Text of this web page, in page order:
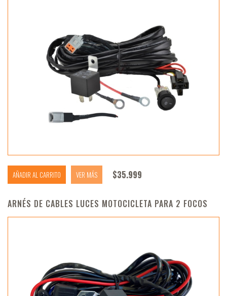
AÑADIR AL CARRITO VER MÁS $35.999
ARNÉS DE CABLES LUCES MOTOCICLETA PARA 2 FOCOS